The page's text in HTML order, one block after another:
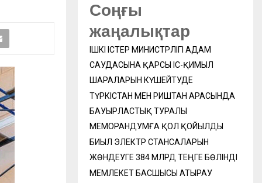
Соңғы
жаңалықтар
ІШКІ ІСТЕР МИНИСТРЛІГІ АДАМ
САУДАСЫНА ҚАРСЫ ІС-ҚИМЫЛ
ШАРАЛАРЫН КҮШЕЙТУДЕ
ТҮРКІСТАН МЕН РИШТАН АРАСЫНДА
БАУЫРЛАСТЫҚ ТУРАЛЫ
МЕМОРАНДУМҒА ҚОЛ ҚОЙЫЛДЫ
БИЫЛ ЭЛЕКТР СТАНСАЛАРЫН
ЖӨНДЕУГЕ 384 МЛРД ТЕҢГЕ БӨЛІНДІ
МЕМЛЕКЕТ БАСШЫСЫ АТЫРАУ